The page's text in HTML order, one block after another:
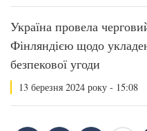
Україна провела
Фінляндією щодо
безпекової угоди
13 березня 2024 року - 15:08